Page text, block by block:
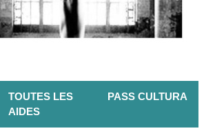
TOUTES LES
AIDES
PASS CULTURA